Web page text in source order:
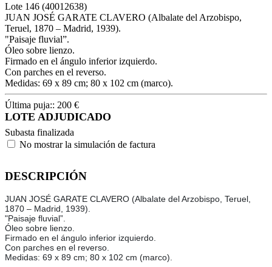
Lote 146 (40012638)
JUAN JOSÉ GARATE CLAVERO (Albalate del Arzobispo,
Teruel, 1870 – Madrid, 1939).
"Paisaje fluvial”.
Óleo sobre lienzo.
Firmado en el ángulo inferior izquierdo.
Con parches en el reverso.
Medidas: 69 x 89 cm; 80 x 102 cm (marco).
Última puja:: 200 €
LOTE ADJUDICADO
Subasta finalizada
No mostrar la simulación de factura
DESCRIPCIÓN
JUAN JOSÉ GARATE CLAVERO (Albalate del Arzobispo, Teruel,
1870 – Madrid, 1939).
"Paisaje fluvial”.
Óleo sobre lienzo.
Firmado en el ángulo inferior izquierdo.
Con parches en el reverso.
Medidas: 69 x 89 cm; 80 x 102 cm (marco).